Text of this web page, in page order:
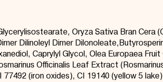
isostearate, Oryza Sativa BranCera
Dilinoleyl DimerDilonoleate,
CaprylylGlycol, Olea Europaea
Officinalis Leaf Extract
(iron oxides), CI 19140 (yellow 5